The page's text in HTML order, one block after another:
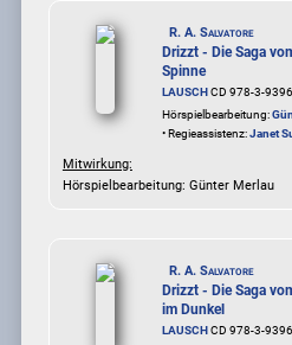
R. A. Salvatore
Drizzt - Die Saga
Spinne
LAUSCHCD 978-3-
Hörspielbearbeitung:
• Regieassistenz:Janet
Mitwirkung:
Hörspielbearbeitung: Günter Merlau
R. A. Salvatore
Drizzt - Die Saga
im Dunkel
LAUSCHCD 978-3-